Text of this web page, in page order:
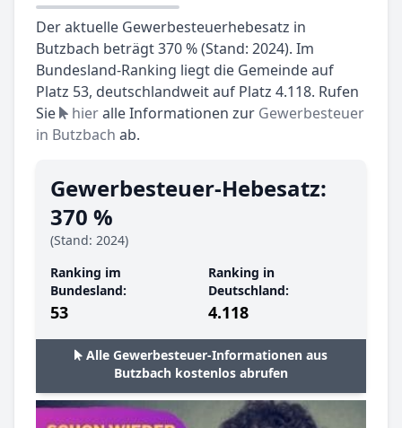
Der aktuelle Gewerbesteuerhebesatz in
Butzbach beträgt 370 % (Stand: 2024). Im
Bundesland-Ranking liegt die Gemeinde auf
Platz 53, deutschlandweit auf Platz 4.118. Rufen
Sie
hieralle Informationen zur Gewerbesteuer
in Butzbach ab.
Gewerbesteuer-Hebesatz:
370 %
(Stand: 2024)
Ranking im
Bundesland:
53
Ranking in
Deutschland:
4.118
Alle Gewerbesteuer-Informationen aus
Butzbach kostenlos abrufen